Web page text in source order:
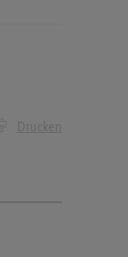
Drucken